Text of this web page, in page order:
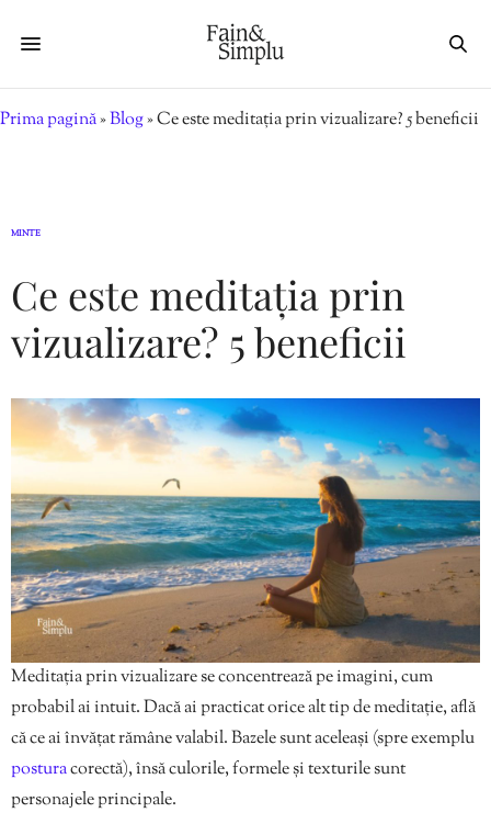
Prima pagină»Blog»Ce este meditația prin vizualizare? 5 beneficii
MINTE
Ce este meditația prin
vizualizare? 5 beneficii
Meditația prin vizualizare se concentrează pe imagini, cum
probabil ai intuit. Dacă ai practicat orice alt tip de meditație, află
că ce ai învățat rămâne valabil. Bazele sunt aceleași (spre exemplu
posturacorectă), însă culorile, formele și texturile sunt
personajele principale.